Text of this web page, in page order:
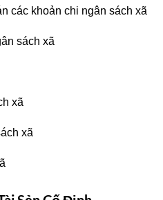
các khoản chi ngân sách xã
sách xã
xã
xã